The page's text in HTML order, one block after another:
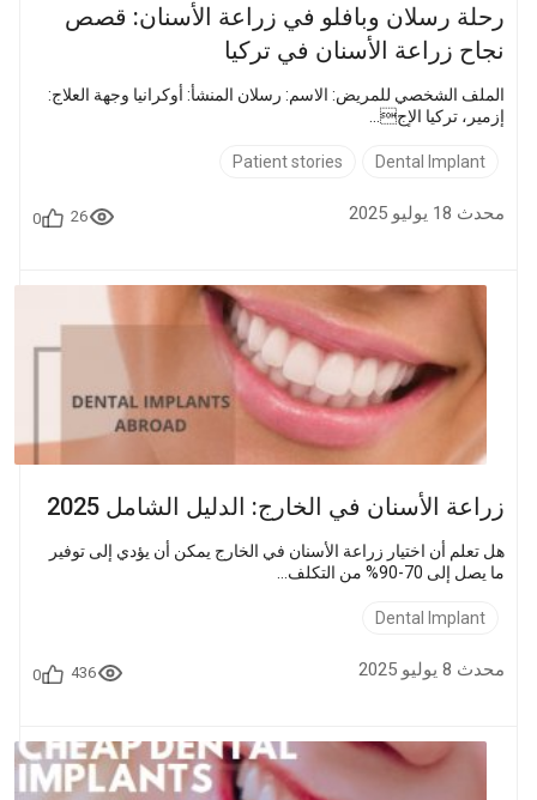
رحلة رسلان وبافلو في زراعة الأسنان: قصص
نجاح زراعة الأسنان في تركيا
الملف الشخصي للمريض: الاسم: رسلان المنشأ: أوكرانيا وجهة العلاج:
إزمير، تركيا الإج...
Dental Implant
Patient stories
محدث 18 يوليو 2025 26
0
زراعة الأسنان في الخارج: الدليل الشامل 2025
هل تعلم أن اختيار زراعة الأسنان في الخارج يمكن أن يؤدي إلى توفير
ما يصل إلى 70-90% من التكلف...
Dental Implant
محدث 8 يوليو 2025 436
0